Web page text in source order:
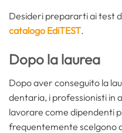
Desideri prepararti ai test
catalogo EdiTEST.
Dopo la laurea
Dopo aver conseguito la
dentaria, i professionisti in
lavorare come dipendenti
frequentemente scelgono